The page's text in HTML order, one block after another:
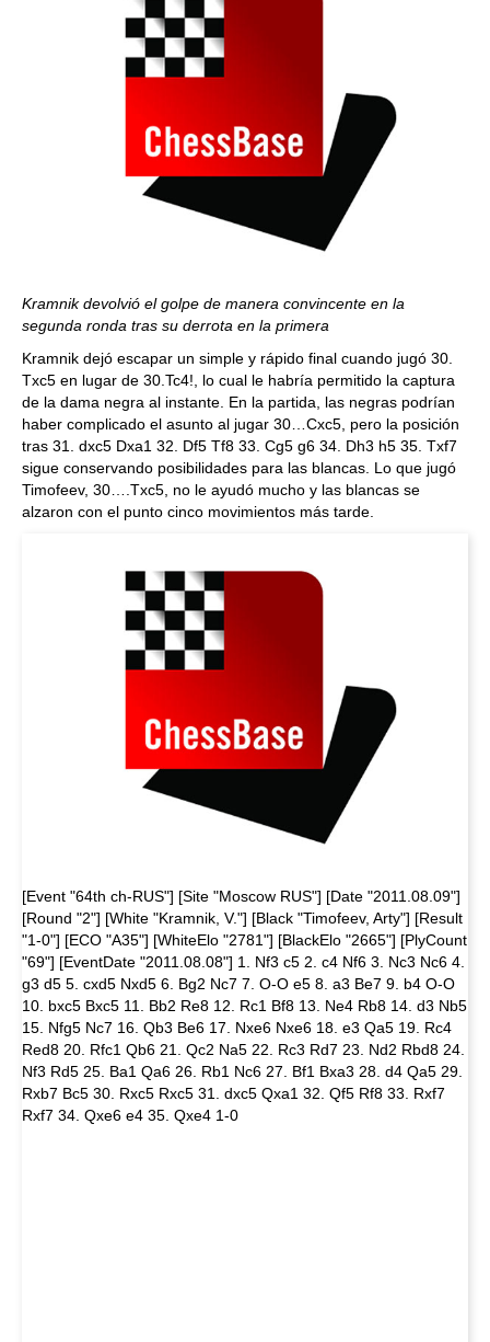
Kramnik devolvió el golpe de manera convincente en la
segunda ronda tras su derrota en la primera
Kramnik dejó escapar un simple y rápido final cuando jugó 30.
Txc5 en lugar de 30.Tc4!, lo cual le habría permitido la captura
de la dama negra al instante. En la partida, las negras podrían
haber complicado el asunto al jugar 30…Cxc5, pero la posición
tras 31. dxc5 Dxa1 32. Df5 Tf8 33. Cg5 g6 34. Dh3 h5 35. Txf7
sigue conservando posibilidades para las blancas. Lo que jugó
Timofeev, 30….Txc5, no le ayudó mucho y las blancas se
alzaron con el punto cinco movimientos más tarde.
[Event "64th ch-RUS"] [Site "Moscow RUS"] [Date "2011.08.09"]
[Round "2"] [White "Kramnik, V."] [Black "Timofeev, Arty"] [Result
"1-0"] [ECO "A35"] [WhiteElo "2781"] [BlackElo "2665"] [PlyCount
"69"] [EventDate "2011.08.08"] 1. Nf3 c5 2. c4 Nf6 3. Nc3 Nc6 4.
g3 d5 5. cxd5 Nxd5 6. Bg2 Nc7 7. O-O e5 8. a3 Be7 9. b4 O-O
10. bxc5 Bxc5 11. Bb2 Re8 12. Rc1 Bf8 13. Ne4 Rb8 14. d3 Nb5
15. Nfg5 Nc7 16. Qb3 Be6 17. Nxe6 Nxe6 18. e3 Qa5 19. Rc4
Red8 20. Rfc1 Qb6 21. Qc2 Na5 22. Rc3 Rd7 23. Nd2 Rbd8 24.
Nf3 Rd5 25. Ba1 Qa6 26. Rb1 Nc6 27. Bf1 Bxa3 28. d4 Qa5 29.
Rxb7 Bc5 30. Rxc5 Rxc5 31. dxc5 Qxa1 32. Qf5 Rf8 33. Rxf7
Rxf7 34. Qxe6 e4 35. Qxe4 1-0